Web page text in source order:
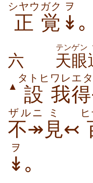
正
シヤウ
覚
ガク
↡
ヲ
｡
六 天眼
テンゲン
▲ 設
タトヒ
我
ワレエ
不↠
ザルニ
見
ミ
↢
↡
ヲ
｡